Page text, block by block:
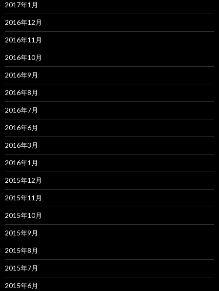
2017年1月
2016年12月
2016年11月
2016年10月
2016年9月
2016年8月
2016年7月
2016年6月
2016年3月
2016年1月
2015年12月
2015年11月
2015年10月
2015年9月
2015年8月
2015年7月
2015年6月